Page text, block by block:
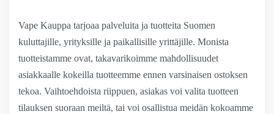
Vape Kauppa tarjoaa palveluita ja tuotteita Suomen
kuluttajille, yrityksille ja paikallisille yrittäjille. Monista
tuotteistamme ovat, takavarikoimme mahdollisuudet
asiakkaalle kokeilla tuotteemme ennen varsinaisen ostoksen
tekoa. Vaihtoehdoista riippuen, asiakas voi valita tuotteen
tilauksen suoraan meiltä, tai voi osallistua meidän kokoamme